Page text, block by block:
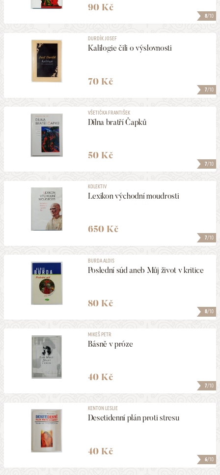
8/10
90 Kč
7/10
DURDÍK JOSEF
Kalilogie čili o výslovnosti
70 Kč
7/10
VŠETIČKA FRANTIŠEK
Dílna bratří Čapků
50 Kč
7/10
KOLEKTIV
Lexikon východní moudrosti
650 Kč
8/10
BURDA ALOIS
Poslední súd aneb Můj život v kritice
80 Kč
7/10
MIKEŠ PETR
Básně v próze
40 Kč
6/10
KENTON LESLIE
Desetidenní plán proti stresu
40 Kč